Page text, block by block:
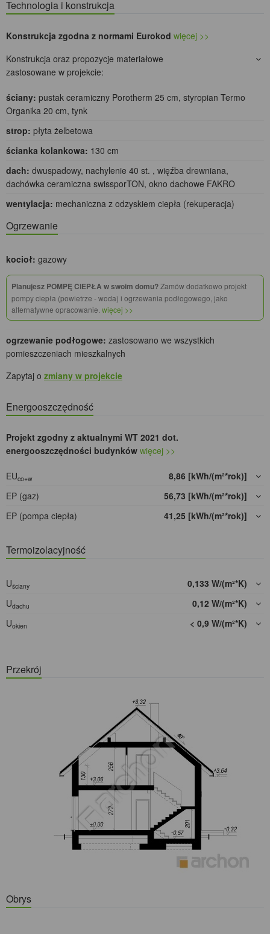
Technologia i konstrukcja
Konstrukcja zgodna z normami Eurokod więcej >>
Konstrukcja oraz propozycje materiałowe
zastosowane w projekcie:
ściany: pustak ceramiczny Porotherm 25 cm, styropian Termo
Organika 20 cm, tynk
strop: płyta żelbetowa
ścianka kolankowa: 130 cm
dach: dwuspadowy, nachylenie 40 st. , więźba drewniana,
dachówka ceramiczna swissporTON, okno dachowe FAKRO
wentylacja: mechaniczna z odzyskiem ciepła (rekuperacja)
Ogrzewanie
kocioł: gazowy
Planujesz POMPĘ CIEPŁA w swoim domu?Zamów dodatkowo projekt
pompy ciepła (powietrze - woda) i ogrzewania podłogowego, jako
alternatywne opracowanie. więcej >>
ogrzewanie podłogowe: zastosowano we wszystkich
pomieszczeniach mieszkalnych
Zapytaj o zmiany w projekcie
Energooszczędność
Projekt zgodny z aktualnymi WT 2021 dot.
energooszczędności budynków więcej >>
EUco+w
8,86 [kWh/(m²*rok)]
EP (gaz)
56,73 [kWh/(m²*rok)]
EP (pompa ciepła)
41,25 [kWh/(m²*rok)]
Termoizolacyjność
Uściany
0,133 W/(m²*K)
Udachu
0,12 W/(m²*K)
Uokien < 0,9 W/(m²*K)
Przekrój
Obrys